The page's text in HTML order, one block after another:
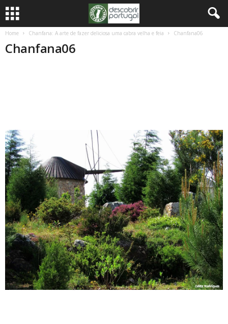
Home Chanfana: A arte de fazer deliciosa uma cabra velha e feia Chanfana06
Chanfana06